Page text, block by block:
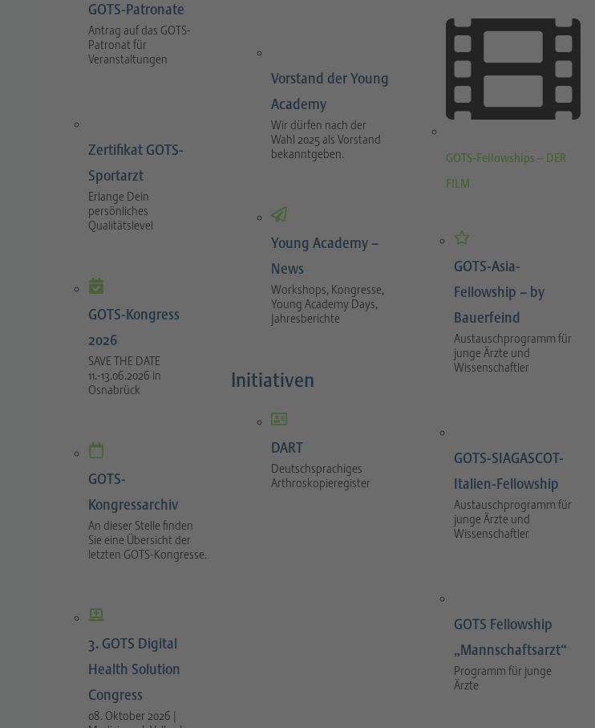
GOTS-Patronate
Antrag auf das GOTS-
Patronat für
Veranstaltungen
Zertifikat GOTS-
Sportarzt
Erlange Dein
persönliches
Qualitätslevel
GOTS-Kongress
2026
SAVE THE DATE
11.-13.06.2026 in
Osnabrück
GOTS-
Kongressarchiv
An dieser Stelle finden
Sie eine Übersicht der
letzten GOTS-Kongresse.
3. GOTS Digital
Health Solution
Congress
08. Oktober 2026 |
Vorstand der Young
Academy
Wir dürfen nach der
Wahl 2025 als Vorstand
bekanntgeben.
Young Academy –
News
Workshops, Kongresse,
Young Academy Days,
Jahresberichte
Initiativen
DART
Deutschsprachiges
Arthroskopieregister
GOTS-Fellowships – DER
FILM
GOTS-Asia-
Fellowship – by
Bauerfeind
Austauschprogramm für
junge Ärzte und
Wissenschaftler
GOTS-SIAGASCOT-
Italien-Fellowship
Austauschprogramm für
junge Ärzte und
Wissenschaftler
GOTS Fellowship
„Mannschaftsarzt“
Programm für junge
Ärzte